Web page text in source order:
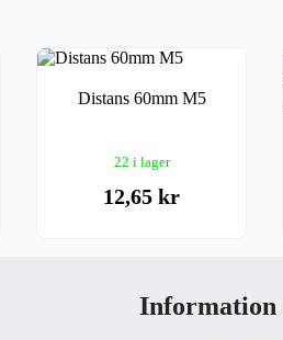
Distans 60mm M5
22 i lager
12,65 kr
Information